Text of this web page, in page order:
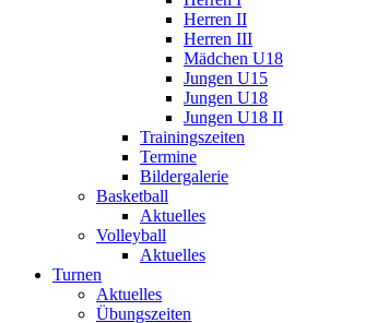
Herren II
Herren III
Mädchen U18
Jungen U15
Jungen U18
Jungen U18 II
Trainingszeiten
Termine
Bildergalerie
Basketball
Aktuelles
Volleyball
Aktuelles
Turnen
Aktuelles
Übungszeiten